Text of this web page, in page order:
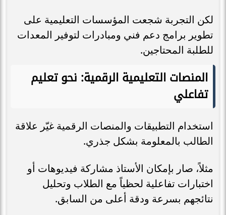
لكن التجربة شجعت المؤسسات التعليمية على
تطوير برامج دعم فني ومبادرات لتوفير المعدات
للطلبة المحتاجين.
المنصات التعليمية الرقمية: نحو تعليم
تفاعلي
استخدام التطبيقات والمنصات الرقمية غيّر علاقة
الطالب بالمعلومة بشكل جذري.
مثلاً، صار بإمكان الأستاذ مشاركة فيديوهات أو
اختبارات تفاعلية لحظياً مع الطلاب وتحليل
نتائجهم بسرعة ودقة أعلى من السابق.